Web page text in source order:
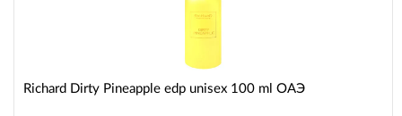
Richard Dirty Pineapple edp unisex 100 ml ОАЭ